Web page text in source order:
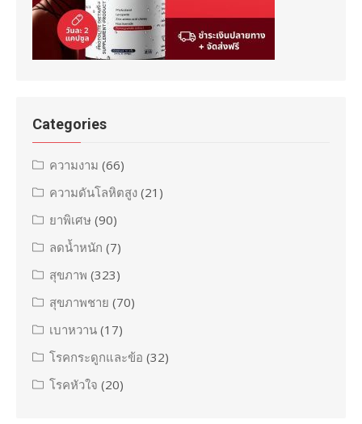
Categories
ความงาม (66)
ความดันโลหิตสูง (21)
ยาพิเศษ (90)
ลดน้ำหนัก (7)
สุขภาพ (323)
สุขภาพชาย (70)
เบาหวาน (17)
โรคกระดูกและข้อ (32)
โรคหัวใจ (20)